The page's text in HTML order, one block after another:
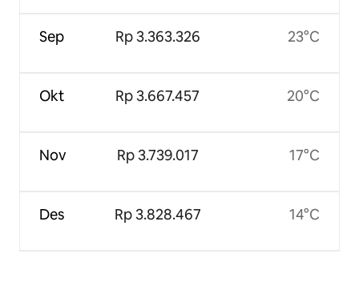
Sep
Okt
Nov
Des
Rp 3.363.326
Rp 3.667.457
Rp 3.739.017
Rp 3.828.467
23°C
20°C
17°C
14°C